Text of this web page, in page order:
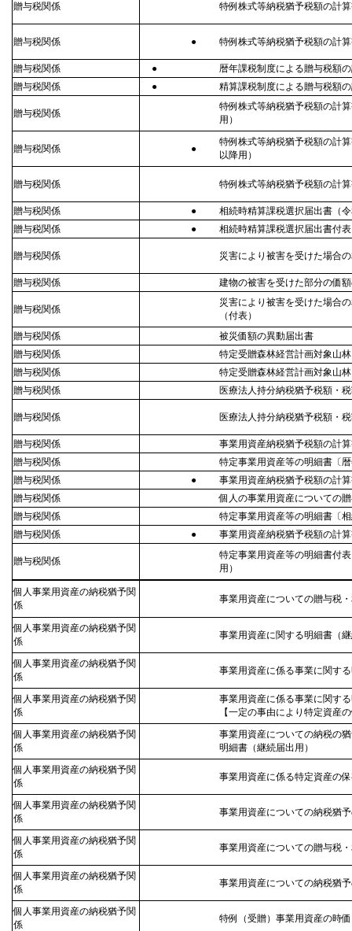
贈与税関係 特例株式等納税猶予税額の計
贈与税関係 ● 特例株式等納税猶予税額の計
贈与税関係 ●
暦年課税制度による贈与税額
贈与税関係
● 精算課税制度による贈与税額
贈与税関係
特例株式等納税猶予税額の計
用）
贈与税関係 ●
特例株式等納税猶予税額の計
以降用）
贈与税関係 特例株式等納税猶予税額の計
贈与税関係 ●
相続時精算課税選択届出書（
贈与税関係
● 相続時精算課税選択届出書付
贈与税関係 災害により被害を受けた場合
贈与税関係 建物の被害を受けた部分の価
贈与税関係
災害により被害を受けた場合
（付表）
贈与税関係
被災価額の異動届出書
贈与税関係
特定受贈森林経営計画対象山
贈与税関係
特定受贈森林経営計画対象山
贈与税関係
医療法人持分納税猶予税額・
贈与税関係 医療法人持分納税猶予税額・
贈与税関係
事業用資産納税猶予税額の計
贈与税関係
特定事業用資産等の明細書〔
贈与税関係
●
事業用資産納税猶予税額の計
贈与税関係
個人の事業用資産についての
贈与税関係
特定事業用資産等の明細書〔
贈与税関係
● 事業用資産納税猶予税額の計
贈与税関係
特定事業用資産等の明細書付
用）
個人事業用資産の納税猶予関
係
事業用資産についての贈与税
個人事業用資産の納税猶予関
係
事業用資産に関する明細書（
個人事業用資産の納税猶予関
係
事業用資産に係る事業に関す
個人事業用資産の納税猶予関
係
事業用資産に係る事業に関す
【一定の事由により特定資産
個人事業用資産の納税猶予関
係
事業用資産についての納税の
明細書（継続届出用）
個人事業用資産の納税猶予関
係
事業用資産に係る特定資産の
個人事業用資産の納税猶予関
係
事業用資産についての納税猶
個人事業用資産の納税猶予関
係
事業用資産についての贈与税
個人事業用資産の納税猶予関
係
事業用資産についての納税猶
個人事業用資産の納税猶予関
係
特例（受贈）事業用資産の時